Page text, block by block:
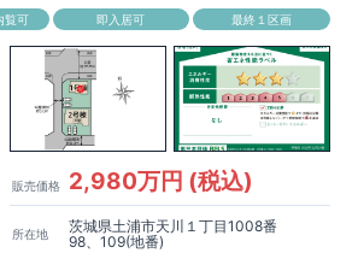
覧可 即入居可 最終１区画
販売価格 2,980万円 (税込)
所在地
茨城県土浦市天川１丁目1008番
98、109(地番)